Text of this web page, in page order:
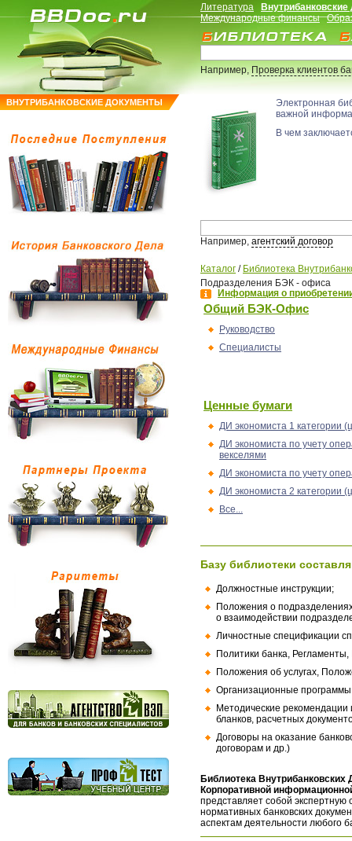
ВНУТРИБАНКОВСКИЕ ДОКУМЕНТЫ
Литература
Международные финансы
Например,Проверка клиентов
Электронная
важной
В чем
Например, агентский договор
Каталог / Библиотека
Подразделения БЭК - офиса
Информация о
Общий БЭК-Офис
Руководство
Специалисты
Ценные бумаги
ДИ экономиста 1 категории
ДИ экономиста по учету
векселями
ДИ экономиста по учету
ДИ экономиста 2 категории
Все...
Базу библиотеки
Должностные инструкции;
Положения о
о взаимодействии
Личностные спецификации
Политики банка,
Положения об услугах,
Организационные
Методические
бланков, расчетных
Договоры на оказание
договорам и др.)
Библиотека
Корпоративной
представляет собой экспертную
нормативных банковских
аспектам деятельности любого